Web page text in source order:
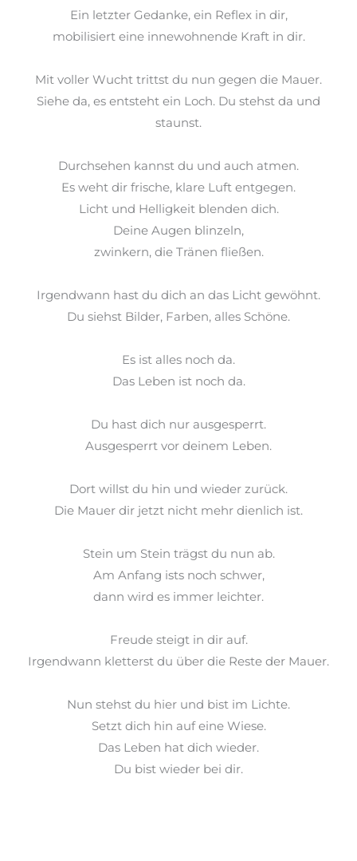
Ein letzter Gedanke, ein Reflex in dir,
mobilisiert eine innewohnende Kraft in dir.
Mit voller Wucht trittst du nun gegen die Mauer.
Siehe da, es entsteht ein Loch. Du stehst da und
staunst.
Durchsehen kannst du und auch atmen.
Es weht dir frische, klare Luft entgegen.
Licht und Helligkeit blenden dich.
Deine Augen blinzeln,
zwinkern, die Tränen fließen.
Irgendwann hast du dich an das Licht gewöhnt.
Du siehst Bilder, Farben, alles Schöne.
Es ist alles noch da.
Das Leben ist noch da.
Du hast dich nur ausgesperrt.
Ausgesperrt vor deinem Leben.
Dort willst du hin und wieder zurück.
Die Mauer dir jetzt nicht mehr dienlich ist.
Stein um Stein trägst du nun ab.
Am Anfang istsnoch schwer,
dann wird es immer leichter.
Freude steigt in dir auf.
Irgendwann kletterst du über die Reste der Mauer.
Nun stehst du hier und bist im Lichte.
Setzt dich hin auf eine Wiese.
Das Leben hat dich wieder.
Du bist wieder bei dir.